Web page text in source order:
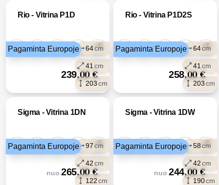
Rio - Vitrina P1D
64cm
41 cm
203cm
Pagaminta Europoje +5
239,00€
Rio - Vitrina P1D2S
64cm
41 cm
203cm
Pagaminta Europoje +5
258,00€
Sigma - Vitrina 1DN
97cm
42cm
122cm
Pagaminta Europoje +5
nuo 265,00€
Sigma - Vitrina 1DW
58cm
42cm
190cm
Pagaminta Europoje +5
nuo 244,00€